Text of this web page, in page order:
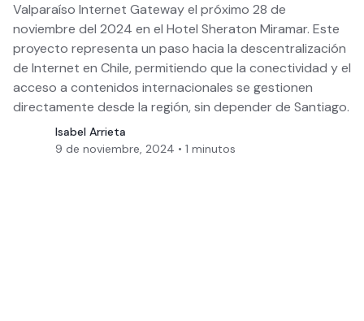
Valparaíso Internet Gateway el próximo 28 de
noviembre del 2024 en el Hotel Sheraton Miramar. Este
proyecto representa un paso hacia la descentralización
de Internet en Chile, permitiendo que la conectividad y el
acceso a contenidos internacionales se gestionen
directamente desde la región, sin depender de Santiago.
Isabel Arrieta
9 de noviembre, 2024 • 1 minutos